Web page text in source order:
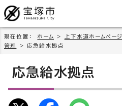
現在位置： ホーム > 上下水道ホームページ
管理
> 応急給水拠点
応急給水拠点